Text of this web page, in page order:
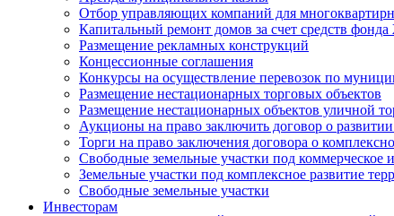
Отбор управляющих компаний для
Капитальный ремонт домов за счет средств
Размещение рекламных конструкций
Концессионные соглашения
Конкурсы на осуществление перевозок по
Размещение нестационарных торговых объектов
Размещение нестационарных объектов уличной
Аукционы на право заключить договор о
Торги на право заключения договора о
Свободные земельные участки под коммерческое
Земельные участки под комплексное развитие
Свободные земельные участки
Инвесторам